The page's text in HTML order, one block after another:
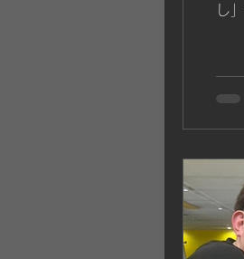
し
6月
は